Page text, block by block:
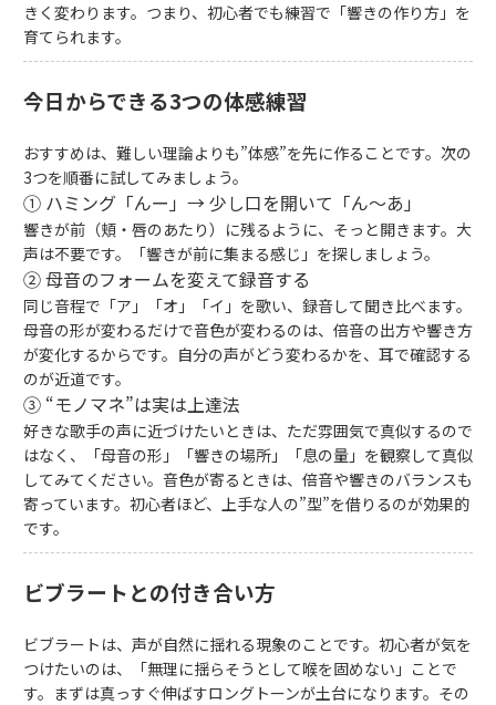
きく変わります。つまり、初心者でも練習で「響きの作り方」を
育てられます。
今日からできる3つの体感練習
おすすめは、難しい理論よりも”体感”を先に作ることです。次の
3つを順番に試してみましょう。
① ハミング「んー」→ 少し口を開いて「ん〜あ」
響きが前（頬・唇のあたり）に残るように、そっと開きます。大
声は不要です。「響きが前に集まる感じ」を探しましょう。
② 母音のフォームを変えて録音する
同じ音程で「ア」「オ」「イ」を歌い、録音して聞き比べます。
母音の形が変わるだけで音色が変わるのは、倍音の出方や響き方
が変化するからです。自分の声がどう変わるかを、耳で確認する
のが近道です。
③ “モノマネ”は実は上達法
好きな歌手の声に近づけたいときは、ただ雰囲気で真似するので
はなく、「母音の形」「響きの場所」「息の量」を観察して真似
してみてください。音色が寄るときは、倍音や響きのバランスも
寄っています。初心者ほど、上手な人の”型”を借りるのが効果的
です。
ビブラートとの付き合い方
ビブラートは、声が自然に揺れる現象のことです。初心者が気を
つけたいのは、「無理に揺らそうとして喉を固めない」ことで
す。まずは真っすぐ伸ばすロングトーンが土台になります。その